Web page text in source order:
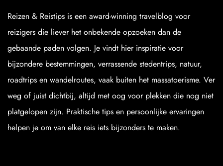
Reizen & Reistips is een award-winning travelblog voor
reizigers die liever het onbekende opzoeken dan de
gebaande paden volgen. Je vindt hier inspiratie voor
bijzondere bestemmingen, verrassende stedentrips, natuur,
roadtrips en wandelroutes, vaak buiten het massatoerisme. Ver
weg of juist dichtbij, altijd met oog voor plekken die nog niet
platgelopen zijn. Praktische tips en persoonlijke ervaringen
helpen je om van elke reis iets bijzonders te maken.